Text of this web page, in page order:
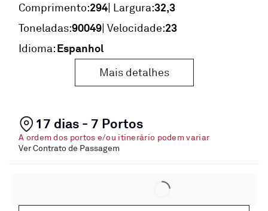
Comprimento:294| Largura:32,3
Toneladas:90049| Velocidade:23
Idioma:Espanhol
Mais detalhes
17 dias - 7 Portos
A ordem dos portos e/ou itinerário podem variar
Ver Contrato de Passagem